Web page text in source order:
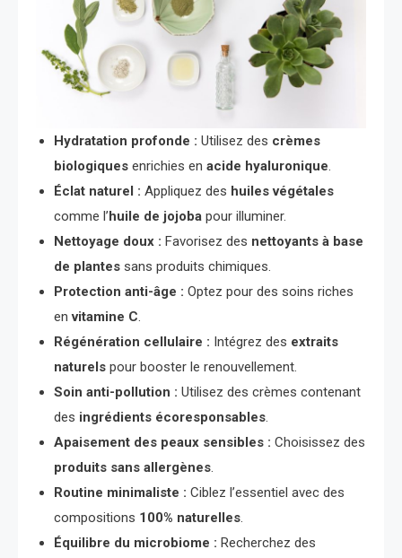
Hydratation profonde : Utilisez des crèmes
biologiques enrichies en acide hyaluronique.
Éclat naturel : Appliquez des huiles végétales
comme l’huile de jojoba pour illuminer.
Nettoyage doux : Favorisez des nettoyants à base
de plantes sans produits chimiques.
Protection anti-âge : Optez pour des soins riches
envitamine C.
Régénération cellulaire : Intégrez des extraits
naturels pour booster le renouvellement.
Soin anti-pollution : Utilisez des crèmes contenant
des ingrédients écoresponsables.
Apaisement des peaux sensibles : Choisissez des
produits sans allergènes.
Routine minimaliste : Ciblez l’essentiel avec des
compositions 100% naturelles.
Équilibre du microbiome : Recherchez des